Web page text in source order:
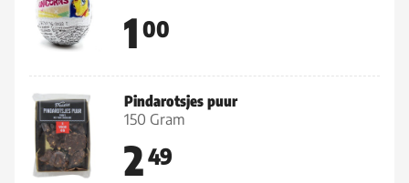
1 00
Pindarotsjes puur
150 Gram
249